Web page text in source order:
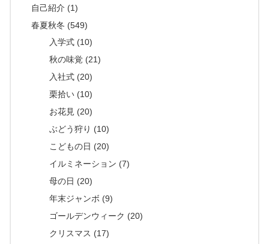
自己紹介 (1)
春夏秋冬 (549)
入学式 (10)
秋の味覚 (21)
入社式 (20)
栗拾い (10)
お花見 (20)
ぶどう狩り (10)
こどもの日 (20)
イルミネーション (7)
母の日 (20)
年末ジャンボ (9)
ゴールデンウィーク (20)
クリスマス (17)